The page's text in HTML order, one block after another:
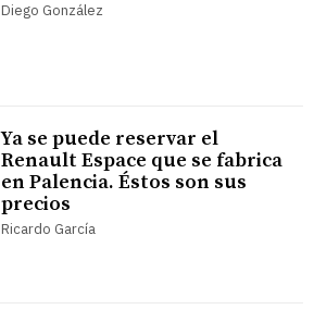
Diego González
Ya se puede reservar el
Renault Espace que se fabrica
en Palencia. Éstos son sus
precios
Ricardo García